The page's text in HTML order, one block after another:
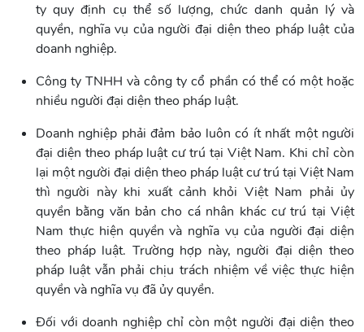
ty quy định cụ thể số lượng, chức danh quản lý và
quyền, nghĩa vụ của người đại diện theo pháp luật của
doanh nghiệp.
Công ty TNHH và công ty cổ phần có thể có một hoặc
nhiều người đại diện theo pháp luật.
Doanh nghiệp phải đảm bảo luôn có ít nhất một người
đại diện theo pháp luật cư trú tại Việt Nam. Khi chỉ còn
lại một người đại diện theo pháp luật cư trú tại Việt Nam
thì người này khi xuất cảnh khỏi Việt Nam phải ủy
quyền bằng văn bản cho cá nhân khác cư trú tại Việt
Nam thực hiện quyền và nghĩa vụ của người đại diện
theo pháp luật. Trường hợp này, người đại diện theo
pháp luật vẫn phải chịu trách nhiệm về việc thực hiện
quyền và nghĩa vụ đã ủy quyền.
Đối với doanh nghiệp chỉ còn một người đại diện theo